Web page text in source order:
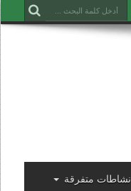
نشاطات متفرقة